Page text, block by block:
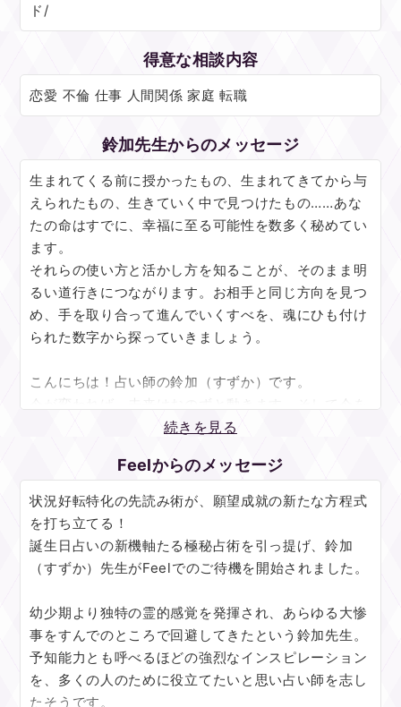
ド/
得意な相談内容
恋愛 不倫 仕事 人間関係 家庭 転職
鈴加先生からのメッセージ
生まれてくる前に授かったもの、生まれてきてから与
えられたもの、生きていく中で見つけたもの……あな
たの命はすでに、幸福に至る可能性を数多く秘めてい
ます。
それらの使い方と活かし方を知ることが、そのまま明
るい道行きにつながります。お相手と同じ方向を見つ
め、手を取り合って進んでいくすべを、魂にひも付け
られた数字から探っていきましょう。
こんにちは！占い師の鈴加（すずか）です。
今が変われば、未来はおのずと動きます。そして今を
変える力は、もうあなたがたの中に眠っているので
せるヒントをお伝えします。
私の用いる数秘方位術は、お誕生日から「運勢や気質
の方向性」を解き明かす占術です。数字ひとつひとつ
が持つ意味をもとに、お相手の魂のかたちを見させて
あなたのお声が発する波動に寄り添うことで、より深
い、本質的な霊視が可能です。お相手を思い描きなが
ら、ご不安を預けるつもりで何でもお話しください
ね。
続きを見る
Feelからのメッセージ
状況好転特化の先読み術が、願望成就の新たな方程式
を打ち立てる！
誕生日占いの新機軸たる極秘占術を引っ提げ、鈴加
（すずか）先生がFeelでのご待機を開始されました。
幼少期より独特の霊的感覚を発揮され、あらゆる大惨
事をすんでのところで回避してきたという鈴加先生。
予知能力とも呼べるほどの強烈なインスピレーション
を、多くの人のために役立てたいと思い占い師を志し
たそうです。